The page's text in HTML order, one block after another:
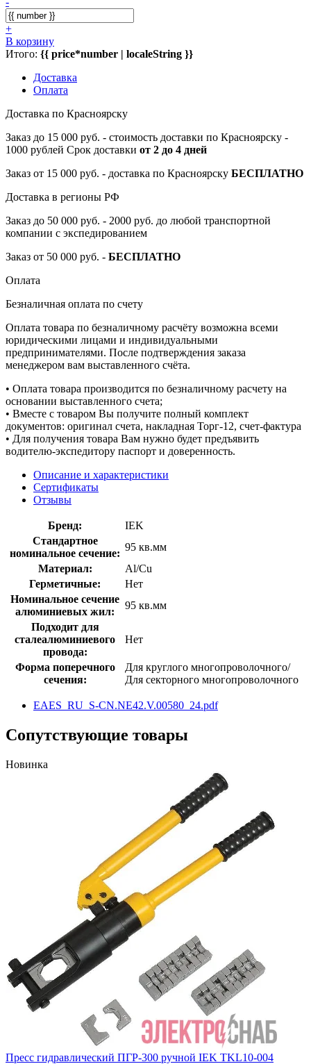
+
В корзину
Итого: {{ price*number | localeString }}
Доставка
Оплата
Доставка по Красноярску
Заказ до 15 000 руб. - стоимость доставки по Красноярску -
1000 рублей Срок доставки от 2 до 4 дней
Заказ от 15 000 руб. - доставка по Красноярску БЕСПЛАТНО
Доставка в регионы РФ
Заказ до 50 000 руб. - 2000 руб. до любой транспортной
компании с экспедированием
Заказ от 50 000 руб. - БЕСПЛАТНО
Оплата
Безналичная оплата по счету
Оплата товара по безналичному расчёту возможна всеми
юридическими лицами и индивидуальными
предпринимателями. После подтверждения заказа
менеджером вам выставленного счёта.
• Оплата товара производится по безналичному расчету на
основании выставленного счета;
• Вместе с товаром Вы получите полный комплект
документов: оригинал счета, накладная Торг-12, счет-фактура
• Для получения товара Вам нужно будет предъявить
водителю-экспедитору паспорт и доверенность.
Описание и характеристики
Сертификаты
Отзывы
Бренд:
IEK
Стандартное
номинальное сечение:
95 кв.мм
Материал:
Al/Cu
Герметичные:
Нет
Номинальное сечение
алюминиевых жил:
95 кв.мм
Подходит для
сталеалюминиевого
провода:
Нет
Форма поперечного
сечения:
Для круглого многопроволочного/
Для секторного многопроволочного
EAES_RU_S-CN.NE42.V.00580_24.pdf
Сопутствующие товары
Новинка
Пресс гидравлический ПГР-300 ручной IEK TKL10-004